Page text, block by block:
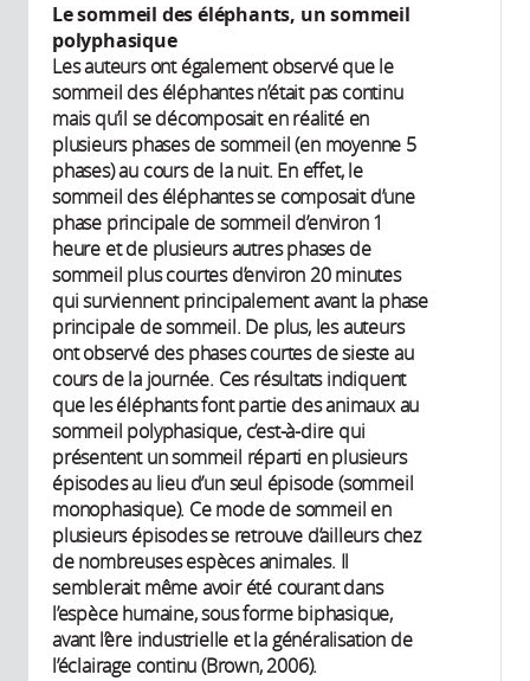
Le sommeil des éléphants, un sommeil
polyphasique
Les auteurs ont également observé que le
sommeil des éléphantes n’était pas continu
mais qu’il se décomposait en réalité en
plusieurs phases de sommeil (en moyenne 5
phases) au cours de la nuit. En effet, le
sommeil des éléphantes se composait d’une
phase principale de sommeil d’environ 1
heure et de plusieurs autres phases de
sommeil plus courtes d’environ 20 minutes
qui surviennent principalement avant la phase
principale de sommeil. De plus, les auteurs
ont observé des phases courtes de sieste au
cours de la journée. Ces résultats indiquent
que les éléphants font partie des animaux au
sommeil polyphasique, c’est-à-dire qui
présentent un sommeil réparti en plusieurs
épisodes au lieu d’un seul épisode (sommeil
monophasique). Ce mode de sommeil en
plusieurs épisodes se retrouve d’ailleurs chez
de nombreuses espèces animales. Il
semblerait même avoir été courant dans
l’espèce humaine, sous forme biphasique,
avant l’ère industrielle et la généralisation de
l’éclairage continu (Brown, 2006).